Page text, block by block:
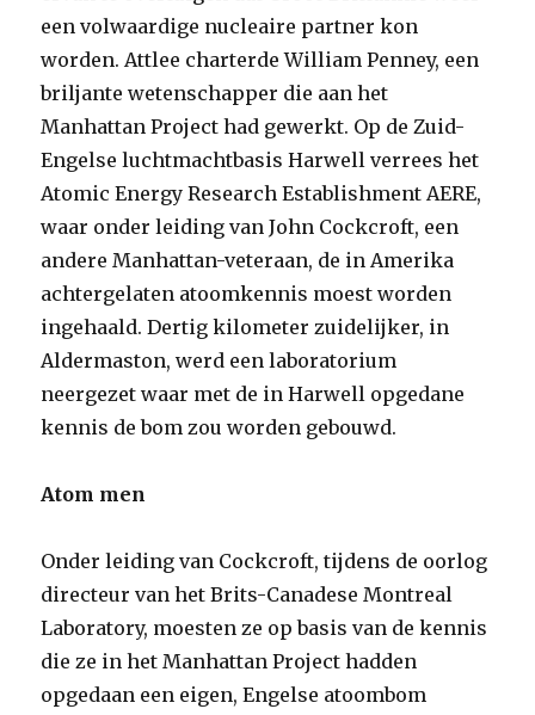
een volwaardige nucleaire partner kon
worden. Attlee charterde William Penney, een
briljante wetenschapper die aan het
Manhattan Project had gewerkt. Op de Zuid-
Engelse luchtmachtbasis Harwell verrees het
Atomic Energy Research Establishment AERE,
waar onder leiding van John Cockcroft, een
andere Manhattan-veteraan, de in Amerika
achtergelaten atoomkennis moest worden
ingehaald. Dertig kilometer zuidelijker, in
Aldermaston, werd een laboratorium
neergezet waar met de in Harwell opgedane
kennis de bom zou worden gebouwd.
Atom men
Onder leiding van Cockcroft, tijdens de oorlog
directeur van het Brits-Canadese Montreal
Laboratory, moesten ze op basis van de kennis
die ze in het Manhattan Project hadden
opgedaan een eigen, Engelse atoombom